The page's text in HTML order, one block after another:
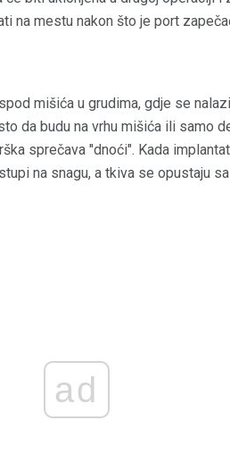
na mestu nakon što je port
mišića u grudima, gdje se
da budu na vrhu mišića ili samo
sprečava "dnoći". Kada
na snagu, a tkiva se opustaju
ad